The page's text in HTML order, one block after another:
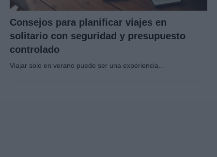
Consejos para planificar viajes en
solitario con seguridad y presupuesto
controlado
Viajar solo en verano puede ser una experiencia…